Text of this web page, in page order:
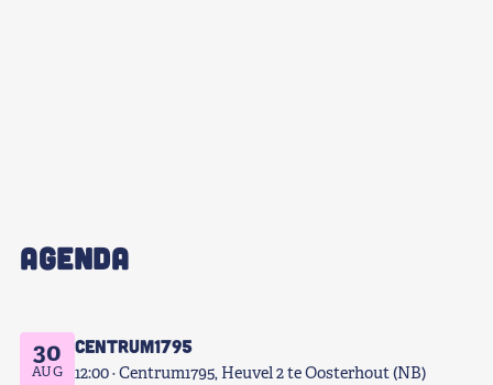
AGENDA
30
AUG
Centrum1795
12:00 Centrum1795, Heuvel 2 te Oosterhout (NB)